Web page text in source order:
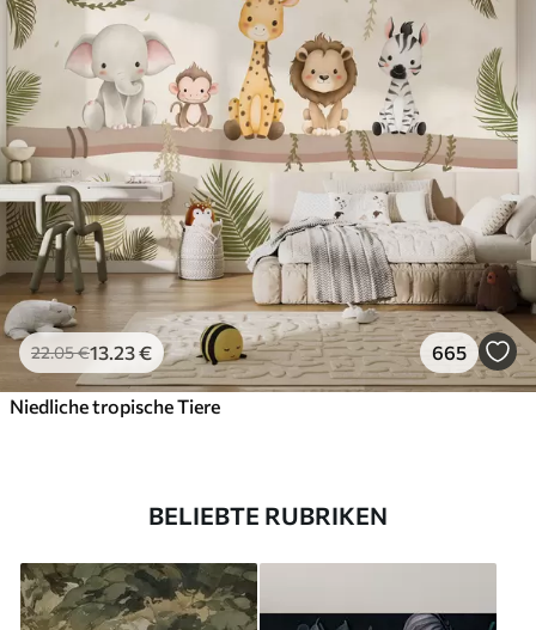
22.05€13 .23€ 665
Niedliche tropische Tiere
BELIEBTE RUBRIKEN